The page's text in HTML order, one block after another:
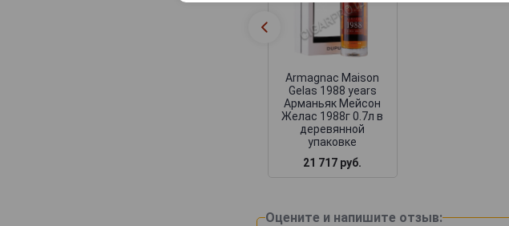
Armagnac Maison
Gelas 1988 years
Арманьяк Мейсон
Желас 1988г 0.7л в
деревянной
упаковке
21 717 руб.
Оцените и напишите отзыв: